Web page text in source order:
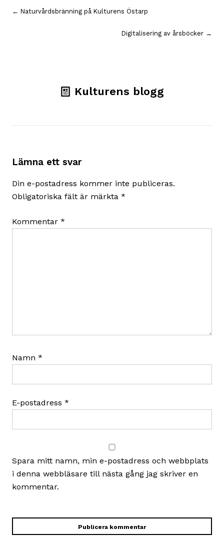
Inläggsnavigering
← Naturvårdsbränning på Kulturens Östarp
Digitalisering av årsböcker →
Kulturens blogg
Lämna ett svar
Din e-postadress kommer inte publiceras.
Obligatoriska fält är märkta *
Kommentar *
Namn *
E-postadress *
Spara mitt namn, min e-postadress och webbplats
i denna webbläsare till nästa gång jag skriver en
kommentar.